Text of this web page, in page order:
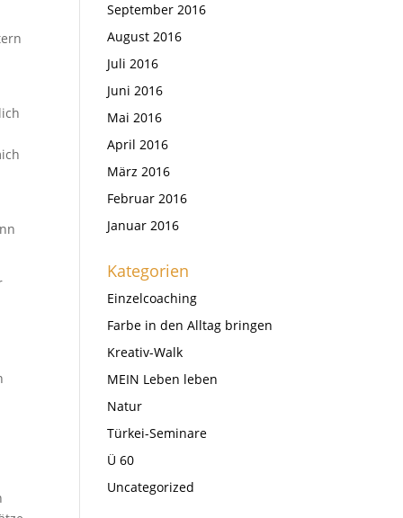
September 2016
August 2016
Juli 2016
Juni 2016
Mai 2016
April 2016
März 2016
Februar 2016
Januar 2016
Kategorien
Einzelcoaching
Farbe in den Alltag bringen
Kreativ-Walk
MEIN Leben leben
Natur
Türkei-Seminare
Ü 60
Uncategorized